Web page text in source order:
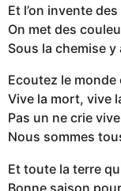
Et l’on invente
On met des
Sous la chemise y
Ecoutez le monde
Vive la mort, vive
Pas un ne crie
Nous sommes
Et toute la terre
Bonne saison